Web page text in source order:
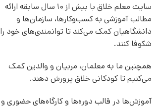
سایت معلم خلاق با بیش از 10 سال سابقه ارائه
مطالب آموزشی به کسب‌وکارها، سازمان‌ها و
دانشگاهیان کمک می‌کند تا توانمندی‌های خود را
شکوفا کنند.
همچنین ما به معلمان، مربیان و والدین کمک
می‌کنیم تا کودکانی خلاق پرورش دهند.
آموزش‌ها در قالب دوره‌ها و کارگاه‌های حضوری و